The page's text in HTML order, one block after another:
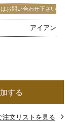
お問い合わせ下さい
アイアン
する
注文リストを見る